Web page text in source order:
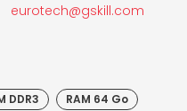
eurotech@gskill.com
DDR3
RAM 64 Go